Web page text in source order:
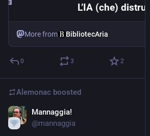
More from BibliotecAria
0 3 2
Alemonac boosted
Mannaggia!
@mannaggia